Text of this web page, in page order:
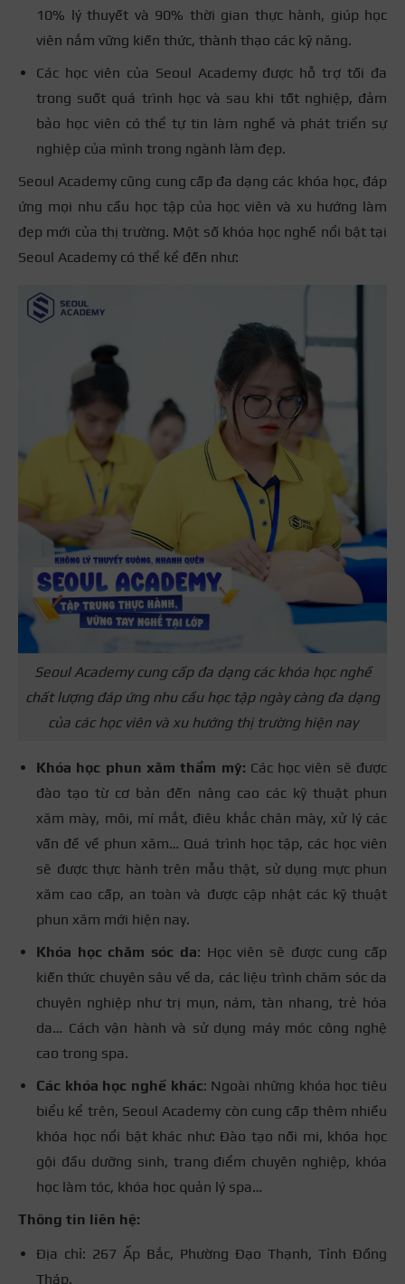
10% lý thuyết và 90% thời gian thực hành, giúp học
viên nắm vững kiến thức, thành thạo các kỹ năng.
Các học viên của Seoul Academy được hỗ trợ tối đa
trong suốt quá trình học và sau khi tốt nghiệp, đảm
bảo học viên có thể tự tin làm nghề và phát triển sự
nghiệp của mình trong ngành làm đẹp.
Seoul Academy cũng cung cấp đa dạng các khóa học, đáp
ứng mọi nhu cầu học tập của học viên và xu hướng làm
đẹp mới của thị trường. Một số khóa học nghề nổi bật tại
Seoul Academy có thể kể đến như:
Seoul Academy cung cấp đa dạng các khóa học nghề
chất lượng đáp ứng nhu cầu học tập ngày càng đa dạng
của các học viên và xu hướng thị trường hiện nay
Khóa học phun xăm thẩm mỹ: Các học viên sẽ được
đào tạo từ cơ bản đến nâng cao các kỹ thuật phun
xăm mày, môi, mí mắt, điêu khắc chân mày, xử lý các
vấn đề về phun xăm… Quá trình học tập, các học viên
sẽ được thực hành trên mẫu thật, sử dụng mực phun
xăm cao cấp, an toàn và được cập nhật các kỹ thuật
phun xăm mới hiện nay.
Khóa học chăm sóc da: Học viên sẽ được cung cấp
kiến thức chuyên sâu về da, các liệu trình chăm sóc da
chuyên nghiệp như trị mụn, nám, tàn nhang, trẻ hóa
da… Cách vận hành và sử dụng máy móc công nghệ
cao trong spa.
Các khóa học nghề khác: Ngoài những khóa học tiêu
biểu kể trên, Seoul Academy còn cung cấp thêm nhiều
khóa học nổi bật khác như: Đào tạo nối mi, khóa học
gội đầu dưỡng sinh, trang điểm chuyên nghiệp, khóa
học làm tóc, khóa học quản lý spa…
Thông tin liên hệ:
Địa chỉ: 267 Ấp Bắc, Phường Đạo Thạnh, Tỉnh Đồng
Tháp.